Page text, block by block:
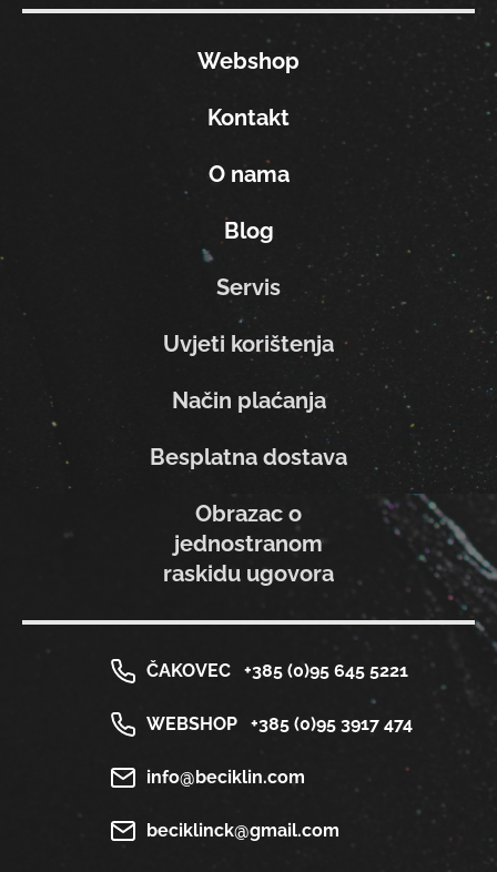
Webshop
Kontakt
O nama
Blog
Servis
Uvjeti korištenja
Način plaćanja
Besplatna dostava
Obrazac o
jednostranom
raskidu ugovora
ČAKOVEC +385 (0)95 645 5221
WEBSHOP +385 (0)95 3917 474
info@beciklin.com
beciklinck@gmail.com